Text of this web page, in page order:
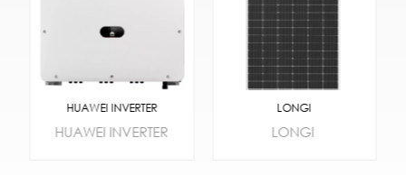
HUAWEI INVERTER
HUAWEI INVERTER
LONGI
LONGI